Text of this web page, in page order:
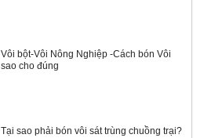
Vôi bột-Vôi Nông Nghiệp -Cách bón Vôi
sao cho đúng
Tại sao phải bón vôi sát trùng chuồng trại?